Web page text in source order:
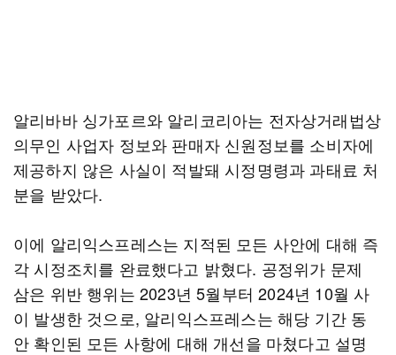
알리바바 싱가포르와 알리코리아는 전자상거래법상
의무인 사업자 정보와 판매자 신원정보를 소비자에
제공하지 않은 사실이 적발돼 시정명령과 과태료 처
분을 받았다.
이에 알리익스프레스는 지적된 모든 사안에 대해 즉
각 시정조치를 완료했다고 밝혔다. 공정위가 문제
삼은 위반 행위는 2023년 5월부터 2024년 10월 사
이 발생한 것으로, 알리익스프레스는 해당 기간 동
안 확인된 모든 사항에 대해 개선을 마쳤다고 설명